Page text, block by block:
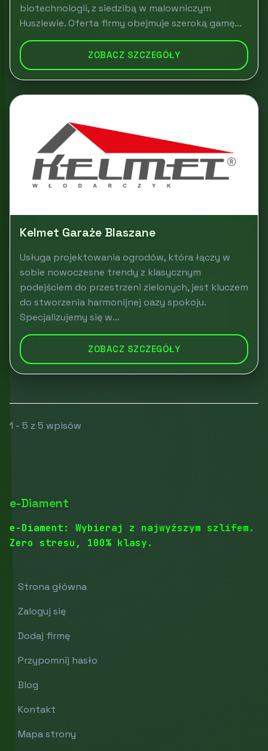
biotechnologii, z siedzibą w malowniczym
Huszlewie. Oferta firmy obejmuje szeroką gamę...
ZOBACZ SZCZEGÓŁY
Kelmet Garaże Blaszane
Usługa projektowania ogrodów, która łączy w
sobie nowoczesne trendy z klasycznym
podejściem do przestrzeni zielonych, jest kluczem
do stworzenia harmonijnej oazy spokoju.
Specjalizujemy się w...
ZOBACZ SZCZEGÓŁY
1 - 5 z 5 wpisów
e-Diament
e-Diament: Wybieraj z najwyższym szlifem.
Zero stresu, 100% klasy.
Strona główna
Zaloguj się
Dodaj firmę
Przypomnij hasło
Blog
Kontakt
Mapa strony